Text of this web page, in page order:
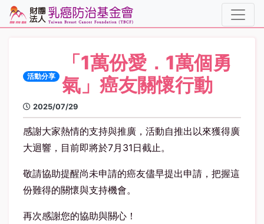
活動分享
「1萬份愛．1萬個勇
氣」癌友關懷行動
2025/07/29
感謝大家熱情的支持與推廣，活動自推出以來獲得廣
大迴響，目前即將於7月31日截止。
敬請協助提醒尚未申請的癌友儘早提出申請，把握這
份難得的關懷與支持機會。
再次感謝您的協助與關心！